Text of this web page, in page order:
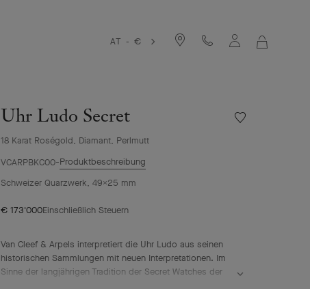
AT - €
Uhr Ludo Secret
18 Karat Roségold, Diamant, Perlmutt
Meine
VCARPBKC00 Produktbeschreibung
Schweizer Quarzwerk, 49X25 mm
€ 173'000Einschließlich Steuern
Van Cleef & Arpels interpretiert die Uhr Ludo aus seinen
historischen Sammlungen mit neuen Interpretationen. Im
Sinne der langjährigen Tradition der Secret Watches der